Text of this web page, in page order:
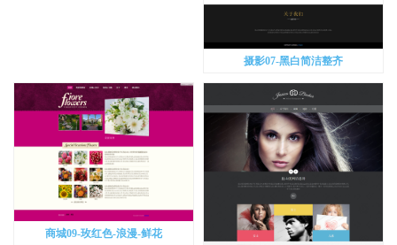
摄影07-黑白简洁整齐
商城09-玫红色-浪漫-鲜花